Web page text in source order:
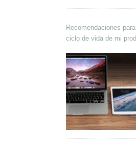
Recomendaciones
ciclo de vida de mi